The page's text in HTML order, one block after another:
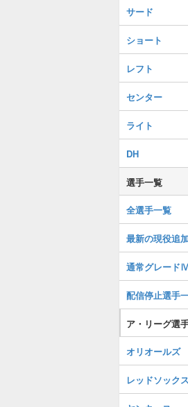
サード
ショート
レフト
センター
ライト
DH
選手一覧
全選手一覧
最新の現役追
通常グレード
配信停止選手
ア・リーグ選
オリオールズ
レッドソックス